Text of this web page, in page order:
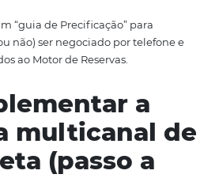
uma Central de Reservas
diretas
que